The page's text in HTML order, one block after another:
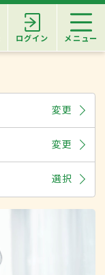
ログイン メニュー
変更
変更
選択